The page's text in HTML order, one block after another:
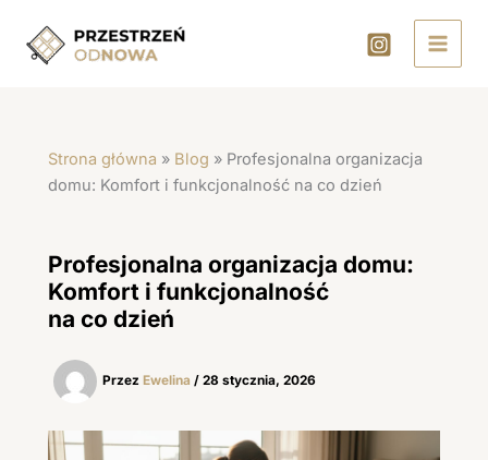
treści
Strona główna » Blog » Profesjonalna organizacja
domu: Komfort i funkcjonalność na co dzień
Profesjonalna organizacja domu:
Komfort i funkcjonalność
na co dzień
Przez Ewelina / 28 stycznia, 2026